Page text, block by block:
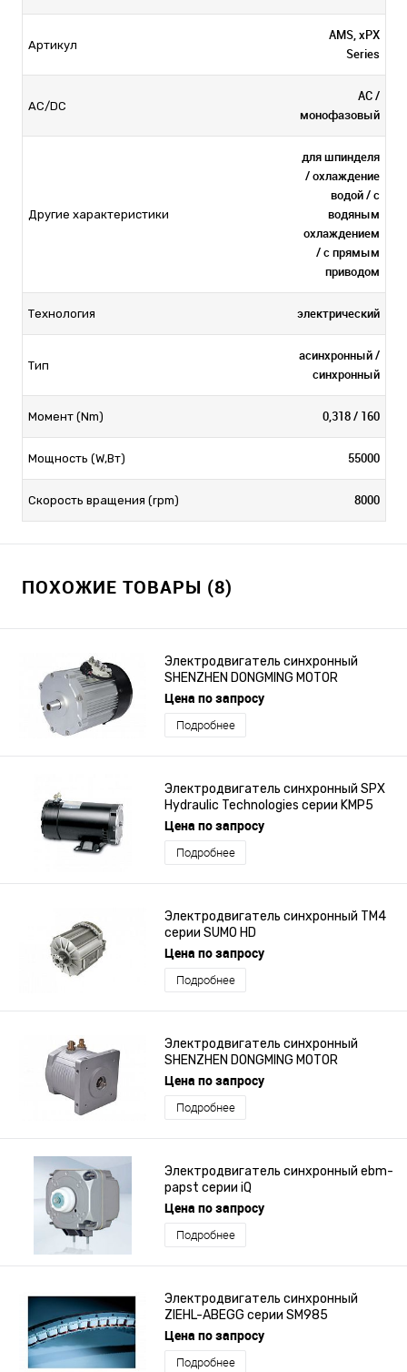
Артикул
AMS, xPX
Series
AC/DC
AC /
монофазовый
Другие характеристики
для шпинделя
/ охлаждение
водой / с
водяным
охлаждением
/ с прямым
приводом
Технология электрический
Тип
асинхронный /
синхронный
Момент (Nm) 0,318 / 160
Мощность (W,Вт) 55000
Скорость вращения (rpm) 8000
ПОХОЖИЕ ТОВАРЫ (8)
Электродвигатель синхронный
SHENZHEN DONGMING MOTOR
ELECTRIC CO., LTD серии TYT100
Цена по запросу
Подробнее
Электродвигатель синхронный SPX
Hydraulic Technologies серии KMP5
Цена по запросу
Подробнее
Электродвигатель синхронный TM4
серии SUMO HD
Цена по запросу
Подробнее
Электродвигатель синхронный
SHENZHEN DONGMING MOTOR
ELECTRIC CO., LTD серии TYT083
Цена по запросу
Подробнее
Электродвигатель синхронный ebm-
papst серии iQ
Цена по запросу
Подробнее
Электродвигатель синхронный
ZIEHL-ABEGG серии SM985
Цена по запросу
Подробнее